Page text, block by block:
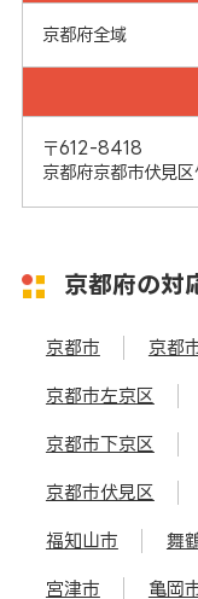
京都府全域
〒612-8418
京都府京都市伏見
京都府の対
京都市 京都
京都市左京区
京都市下京区
京都市伏見区
福知山市 舞
宮津市 亀岡